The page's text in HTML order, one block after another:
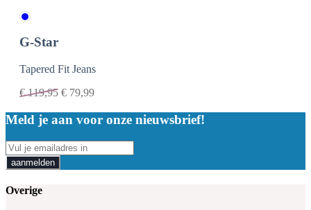
G-Star
Tapered Fit Jeans
€119,95 € 79,99
Meld je aan voor onze nieuwsbrief!
aanmelden
Overige